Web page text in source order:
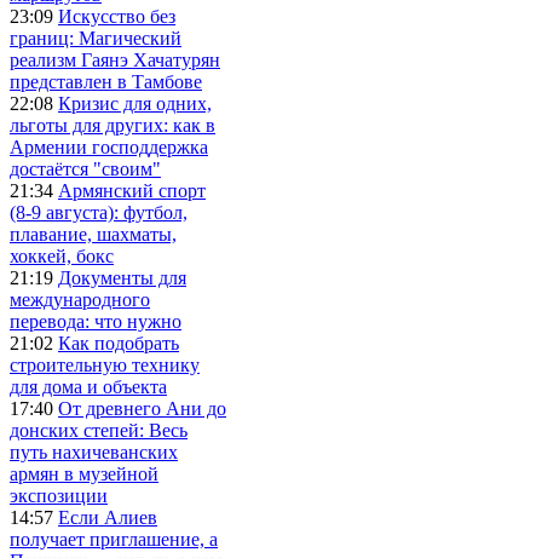
23:09 Искусство без
границ: Магический
реализм Гаянэ Хачатурян
представлен в Тамбове
22:08 Кризис для одних,
льготы для других: как в
Армении господдержка
достаётся "своим"
21:34 Армянский спорт
(8-9 августа): футбол,
плавание, шахматы,
хоккей, бокс
21:19 Документы для
международного
перевода: что нужно
21:02 Как подобрать
строительную технику
для дома и объекта
17:40 От древнего Ани до
донских степей: Весь
путь нахичеванских
армян в музейной
экспозиции
14:57 Если Алиев
получает приглашение, а